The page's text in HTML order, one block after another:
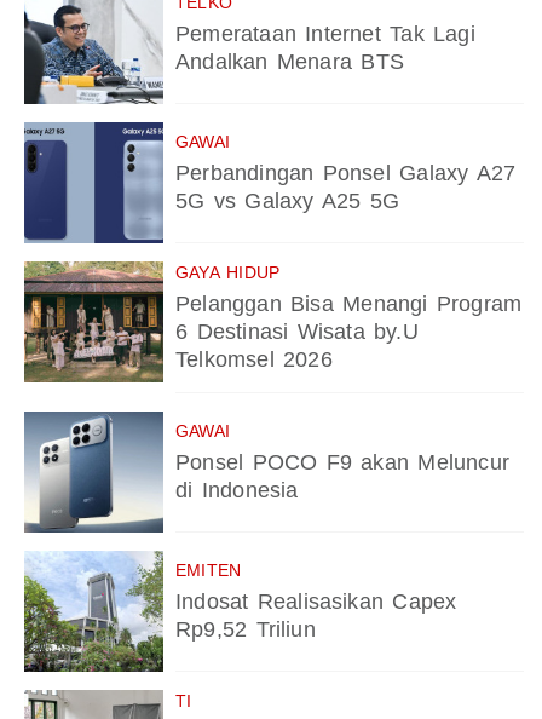
Pemerataan Internet Tak Lagi
Andalkan Menara BTS
GAWAI
Perbandingan Ponsel Galaxy A27
5G vs Galaxy A25 5G
GAYA HIDUP
Pelanggan Bisa Menangi Program
6 Destinasi Wisata by.U
Telkomsel 2026
GAWAI
Ponsel POCO F9 akan Meluncur
di Indonesia
EMITEN
Indosat Realisasikan Capex
Rp9,52 Triliun
TI